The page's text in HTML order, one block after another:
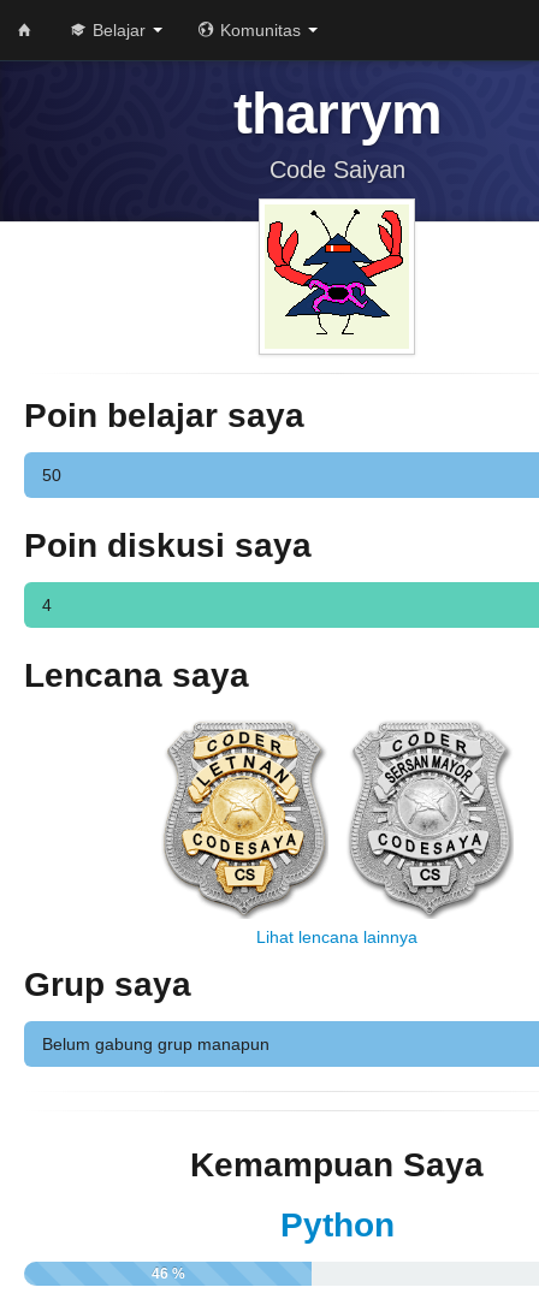
Belajar Komunitas
tharrym
Code Saiyan
Poin belajar saya
50
Poin diskusi saya
4
Lencana saya
Lihat lencana lainnya
Grup saya
Belum gabung grup manapun
Kemampuan Saya
Python
46 %